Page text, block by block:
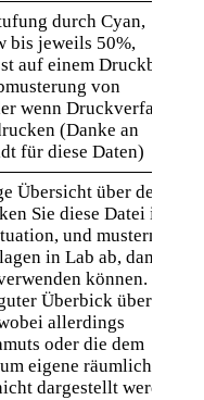
durch Cyan,
bis jeweils 50%,
auf einem Druckbogen.
von
wenn Druckverfahren
(Danke an
für diese Daten)
Übersicht über den Lab-
Sie diese Datei in
und mustern Sie
in Lab ab, damit Sie
können.
Überbick über den
allerdings
oder die dem
eigene räumliche
dargestellt werden.